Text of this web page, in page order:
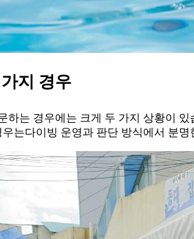
지 경우
하는 경우에는 크게 두 가지 상황이
는다이빙 운영과 판단 방식에서 분명